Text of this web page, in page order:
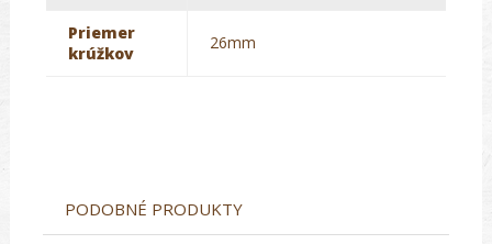
Priemer
krúžkov
26mm
PODOBNÉ PRODUKTY